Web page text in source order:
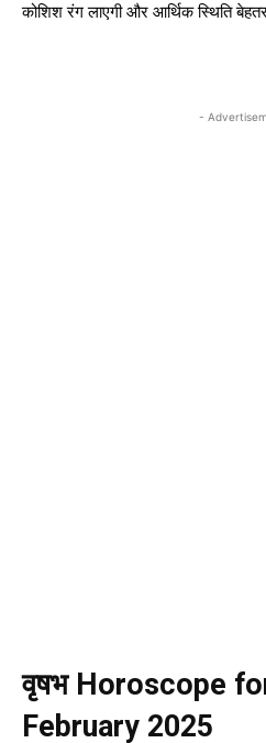
कोशिश रंग लाएगी और आर्थिक स्थिति बेहतर
-
वृषभ Horoscope
February 2025